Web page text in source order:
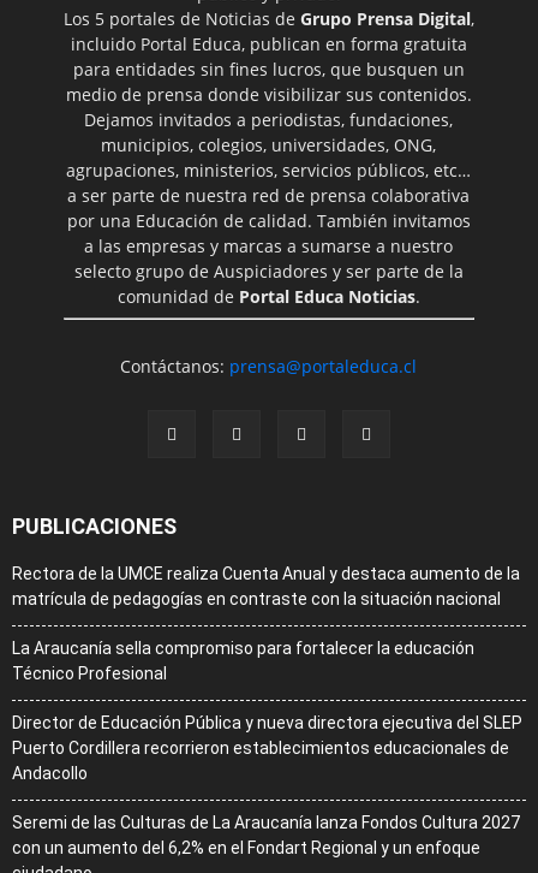
Los 5 portales de Noticias de Grupo Prensa Digital,
incluido Portal Educa, publican en forma gratuita
para entidades sin fines lucros, que busquen un
medio de prensa donde visibilizar sus contenidos.
Dejamos invitados a periodistas, fundaciones,
municipios, colegios, universidades, ONG,
agrupaciones, ministerios, servicios públicos, etc…
a ser parte de nuestra red de prensa colaborativa
por una Educación de calidad. También invitamos
a las empresas y marcas a sumarse a nuestro
selecto grupo de Auspiciadores y ser parte de la
comunidad de Portal Educa Noticias.
Contáctanos: prensa@portaleduca.cl
PUBLICACIONES
Rectora de la UMCE realiza Cuenta Anual y destaca aumento de la
matrícula de pedagogías en contraste con la situación nacional
La Araucanía sella compromiso para fortalecer la educación
Técnico Profesional
Director de Educación Pública y nueva directora ejecutiva del SLEP
Puerto Cordillera recorrieron establecimientos educacionales de
Andacollo
Seremi de las Culturas de La Araucanía lanza Fondos Cultura 2027
con un aumento del 6,2% en el Fondart Regional y un enfoque